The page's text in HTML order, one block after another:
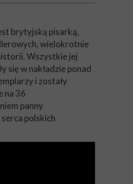
brytyjską pisarką,
wielokrotnie
Wszystkie jej
się w nakładzie ponad
i zostały
na 36
panny
serca polskich